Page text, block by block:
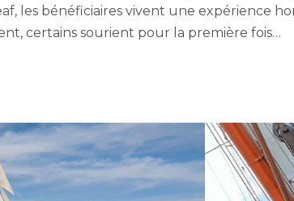
les bénéficiaires vivent une expérience
certains sourient pour la première fois…